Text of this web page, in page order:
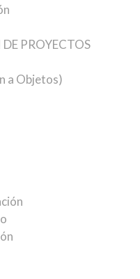
PROYECTOS
a Objetos)